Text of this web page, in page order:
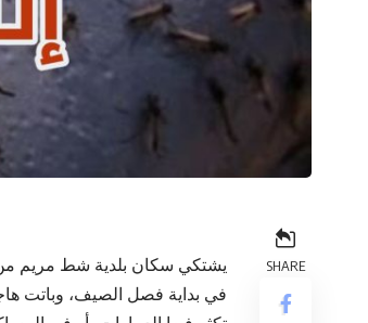
SHARE
يشتكي سكان بلدية شط مريم من
في بداية فصل الصيف، وباتت